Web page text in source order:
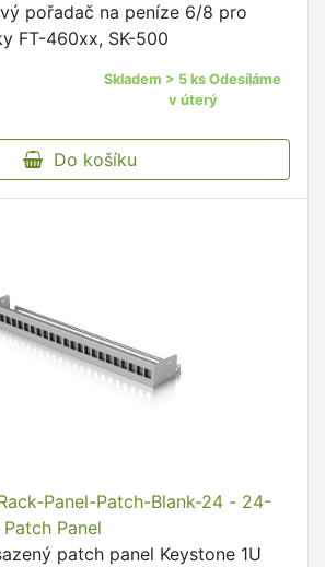
pořadač na peníze 6/8 pro
FT-460xx, SK-500
Skladem > 5 ks Odesíláme
v úterý
Do košíku
Panel-Patch-Blank-24 - 24-
Panel
patch panel Keystone 1U